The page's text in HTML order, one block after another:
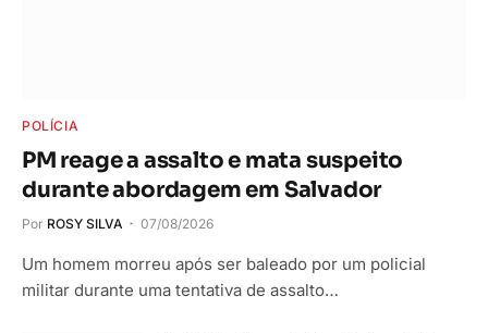
POLÍCIA
PM reage a assalto e mata suspeito
durante abordagem em Salvador
Por ROSY SILVA 07/08/2026
Um homem morreu após ser baleado por um policial
militar durante uma tentativa de assalto…